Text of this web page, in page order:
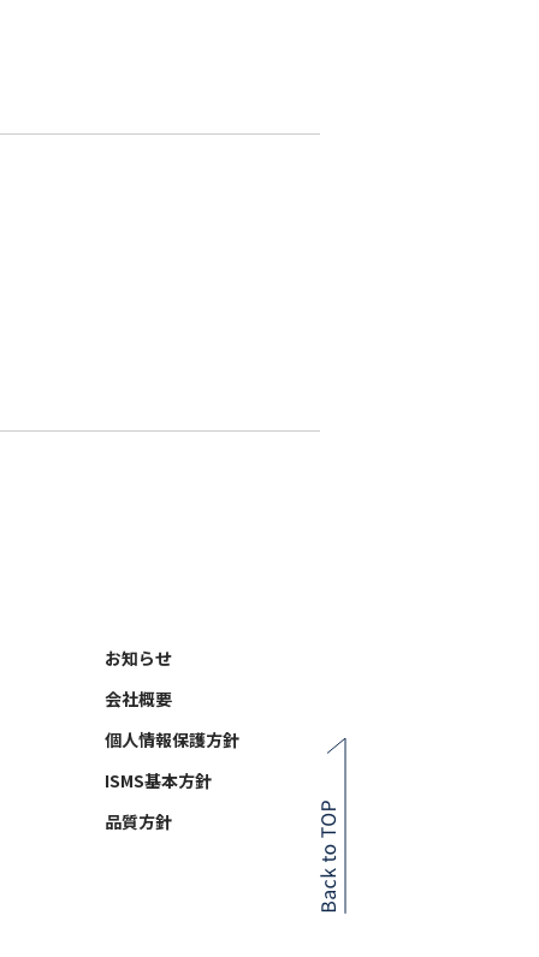
お知らせ
会社概要
個人情報保護方針
ISMS基本方針
品質方針